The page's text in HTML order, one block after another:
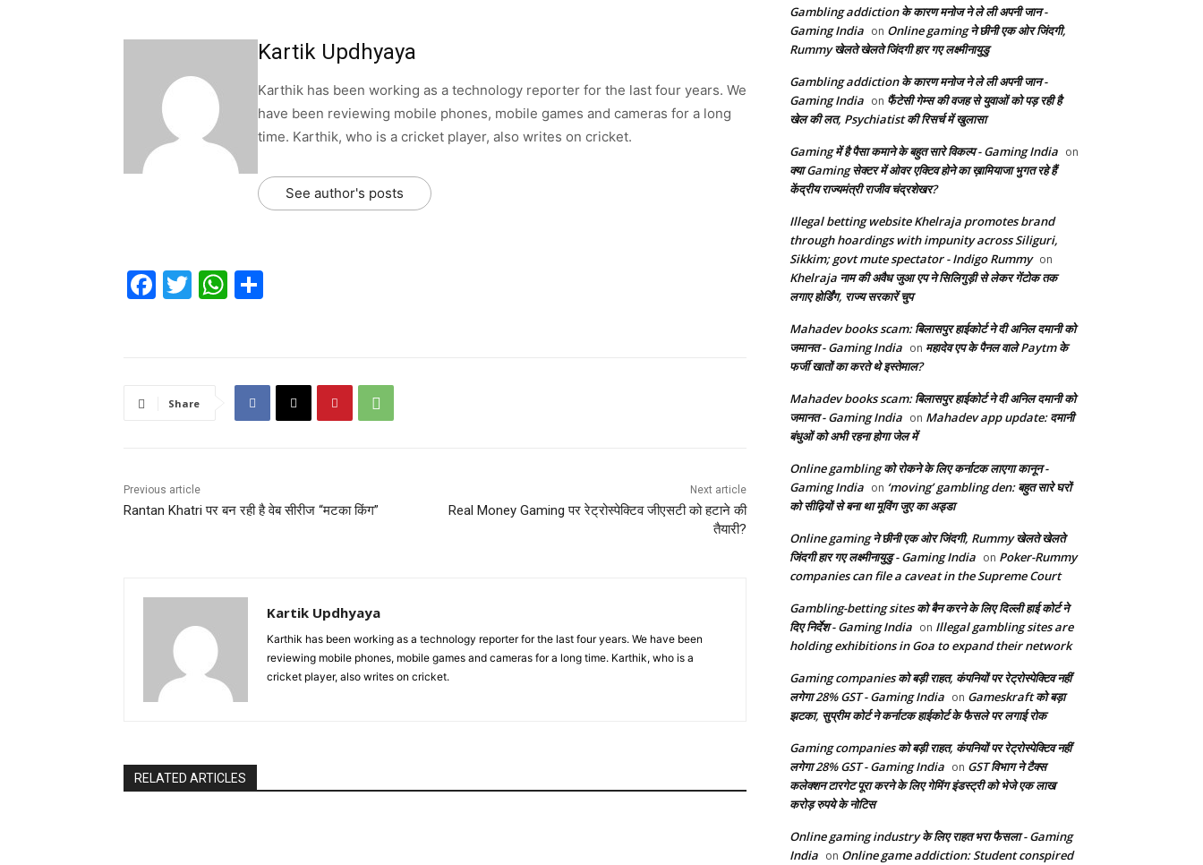
Kartik Updhyaya
Karthik has been working as a technology reporter for the last four years. We
have been reviewing mobile phones, mobile games and cameras for a long
time. Karthik, who is a cricket player, also writes on cricket.
See author's posts
F
b
k
T
W
p
Share
Previous article
Rantan Khatri पर बन रही है वेब सीरीज “मटका किंग”
Next article
Real Money Gaming पर रेट्रोस्पेक्टिव जीएसटी को हटाने की
तैयारी?
Kartik Updhyaya
Karthik has been working as a technology reporter for the last four years. We have been
reviewing mobile phones, mobile games and cameras for a long time. Karthik, who is a
cricket player, also writes on cricket.
RELATED ARTICLES
Gambling addiction के कारण मनोज ने ले ली अपनी जान -
Gaming India on Online gaming ने छीनी एक ओर जिंदगी,
Rummy खेलते खेलते जिंदगी हार गए लक्ष्मीनायुडु
Gambling addiction के कारण मनोज ने ले ली अपनी जान -
Gaming India on फैंटेसी गेम्स की वजह से युवाओं को पड़ रही है
खेल की लत, Psychiatist की रिसर्च में खुलासा
Gaming में है पैसा कमाने के बहुत सारे विकल्प - Gaming India on
क्या Gaming सेक्टर में ओवर एक्टिव होने का ख़ामियाजा भुगत रहे हैं
केंद्रीय राज्यमंत्री राजीव चंद्रशेखर?
Illegal betting website Khelraja promotes brand
through hoardings with impunity across Siliguri,
Sikkim; govt mute spectator - Indigo Rummy on
Khelraja नाम की अवैध जुआ एप ने सिलिगुड़ी से लेकर गेंटोक तक
लगाए होर्डिंग, राज्य सरकारें चुप
Mahadev books scam: बिलासपुर हाईकोर्ट ने दी अनिल दमानी को
जमानत - Gaming India on महादेव एप के पैनल वाले Paytm के
फर्जी खातों का करते थे इस्तेमाल?
Mahadev books scam: बिलासपुर हाईकोर्ट ने दी अनिल दमानी को
जमानत - Gaming India on Mahadev app update: दमानी
बंधुओं को अभी रहना होगा जेल में
Online gambling को रोकने के लिए कर्नाटक लाएगा कानून -
Gaming India on ‘moving’ gambling den: बहुत सारे घरों
को सीढ़ियों से बना था मूविंग जुए का अड्डा
Online gaming ने छीनी एक ओर जिंदगी, Rummy खेलते खेलते
जिंदगी हार गए लक्ष्मीनायुडु - Gaming India on Poker-Rummy
companies can file a caveat in the Supreme Court
Gambling-betting sites को बैन करने के लिए दिल्ली हाई कोर्ट ने
दिए निर्देश - Gaming India on Illegal gambling sites are
holding exhibitions in Goa to expand their network
Gaming companies को बड़ी राहत, कंपनियों पर रेट्रोस्पेक्टिव नहीं
लगेगा 28% GST - Gaming India on Gameskraft को बड़ा
झटका, सुप्रीम कोर्ट ने कर्नाटक हाईकोर्ट के फैसले पर लगाई रोक
Gaming companies को बड़ी राहत, कंपनियों पर रेट्रोस्पेक्टिव नहीं
लगेगा 28% GST - Gaming India on GST विभाग ने टैक्स
कलेक्शन टारगेट पूरा करने के लिए गेमिंग इंडस्ट्री को भेजे एक लाख
करोड़ रुपये के नोटिस
Online gaming industry के लिए राहत भरा फैसला - Gaming
India on Online game addiction: Student conspired